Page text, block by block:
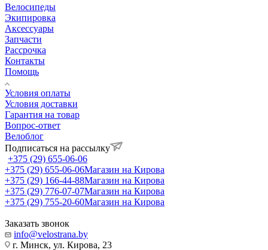
Велосипеды
Экипировка
Аксессуары
Запчасти
Рассрочка
Контакты
Помощь
Условия оплаты
Условия доставки
Гарантия на товар
Вопрос-ответ
Велоблог
Подписаться на рассылку
+375 (29) 655-06-06
+375 (29) 655-06-06Магазин на Кирова
+375 (29) 166-44-88Магазин на Кирова
+375 (29) 776-07-07Магазин на Кирова
+375 (29) 755-20-60Магазин на Кирова
Заказать звонок
info@velostrana.by
г. Минск, ул. Кирова, 23